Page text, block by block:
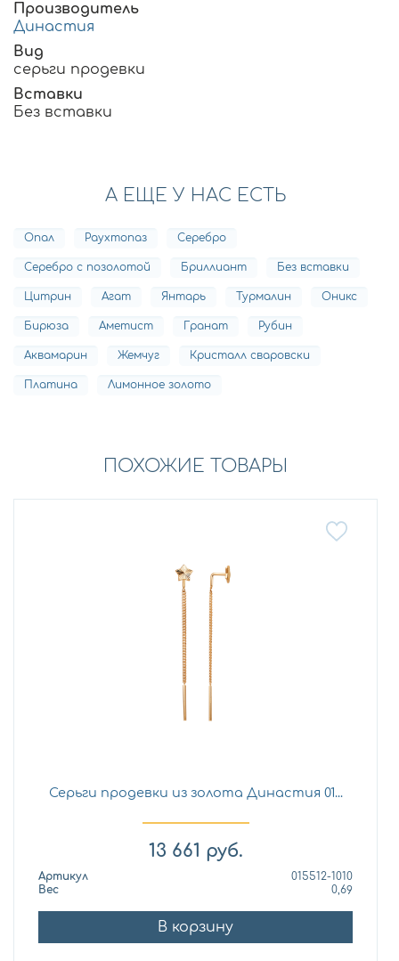
Производитель
Династия
Вид
серьги продевки
Вставки
Без вставки
А ЕЩЕ У НАС ЕСТЬ
Опал Раухтопаз Серебро
Серебро с позолотой Бриллиант Без вставки
Цитрин Агат Янтарь Турмалин Оникс
Бирюза Аметист Гранат Рубин
Аквамарин Жемчуг Кристалл сваровски
Платина Лимонное золото
ПОХОЖИЕ ТОВАРЫ
Серьги продевки из золота Династия 01...
13 661 руб.
Артикул
015512-1010
Вес
0,69
В корзину